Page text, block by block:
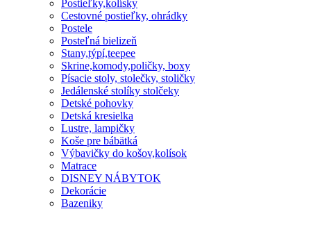
Postieľky,kolísky
Cestovné postieľky, ohrádky
Postele
Posteľná bielizeň
Stany,týpí,teepee
Skrine,komody,poličky, boxy
Písacie stoly, stolečky, stoličky
Jedálenské stolíky stolčeky
Detské pohovky
Detská kresielka
Lustre, lampičky
Koše pre bábätká
Výbavičky do košov,kolísok
Matrace
DISNEY NÁBYTOK
Dekorácie
Bazeniky